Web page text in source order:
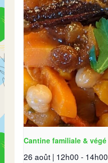
Cantine familiale & végé
26 août | 12h00 - 14h00